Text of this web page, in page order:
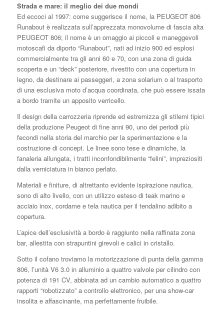
Strada e mare: il meglio dei due mondi
Ed eccoci al 1997: come suggerisce il nome, la PEUGEOT 806
Runabout è realizzata sull’apprezzata monovolume di fascia alta
PEUGEOT 806; il nome è un omaggio ai piccoli e maneggevoli
motoscafi da diporto “Runabout”, nati ad inizio 900 ed esplosi
commercialmente tra gli anni 60 e 70, con una zona di guida
scoperta e un “deck” posteriore, rivestito con una copertura in
legno, da destinare ai passeggeri, a zona solarium o al trasporto
di una esclusiva moto d’acqua coordinata, che può essere issata
a bordo tramite un apposito verricello.
Il design della carrozzeria riprende ed estremizza gli stilemi tipici
della produzione Peugeot di fine anni 90, uno dei periodi più
fecondi nella storia del marchio per la sperimentazione e la
costruzione di concept. Le linee sono tese e dinamiche, la
fanaleria allungata, i tratti inconfondibilmente “felini”, impreziositi
dalla verniciatura in bianco perlato.
Materiali e finiture, di altrettanto evidente ispirazione nautica,
sono di alto livello, con un utilizzo esteso di teak marino e
acciaio inox, cordame e tela nautica per il tendalino adibito a
copertura.
L’apice dell’esclusività a bordo è raggiunto nella raffinata zona
bar, allestita con strapuntini girevoli e calici in cristallo.
Sotto il cofano troviamo la motorizzazione di punta della gamma
806, l’unità V6 3.0 in alluminio a quattro valvole per cilindro con
potenza di 191 CV, abbinata ad un cambio automatico a quattro
rapporti “robotizzato” a controllo elettronico, per una show-car
insolita e affascinante, ma perfettamente fruibile.